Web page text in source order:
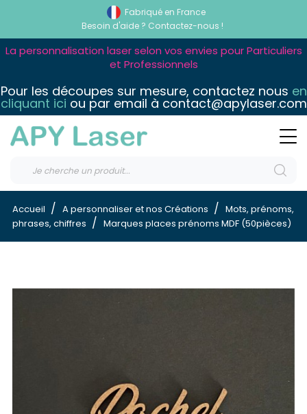
La personnalisation laser selon vos envies pour Particuliers
et Professionnels
Pour les découpes sur mesure, contactez nous en
cliquant ici ou par email à contact@apylaser.com
Fabriqué en France
Besoin d'aide ? Contactez-nous !
Accueil A personnaliser et nos Créations
Mots, prénoms,
phrases, chiffres
Marques places prénoms MDF (50pièces)